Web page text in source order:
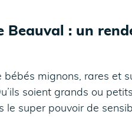
Beauval : un
bébés mignons, rares et
soient grands ou
le super pouvoir de